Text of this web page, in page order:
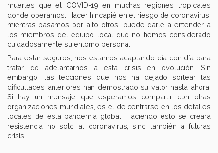
muertes que el COVID-19 en muchas regiones tropicales
donde operamos. Hacer hincapié en el riesgo de coronavirus,
mientras pasamos por alto otros, puede darle a entender a
los miembros del equipo local que no hemos considerado
cuidadosamente su entorno personal.
Para estar seguros, nos estamos adaptando día con día para
tratar de adelantarnos a esta crisis en evolución. Sin
embargo, las lecciones que nos ha dejado sortear las
dificultades anteriores han demostrado su valor hasta ahora.
Si hay un mensaje que esperamos compartir con otras
organizaciones mundiales, es el de centrarse en los detalles
locales de esta pandemia global. Haciendo esto se creará
resistencia no solo al coronavirus, sino también a futuras
crisis.